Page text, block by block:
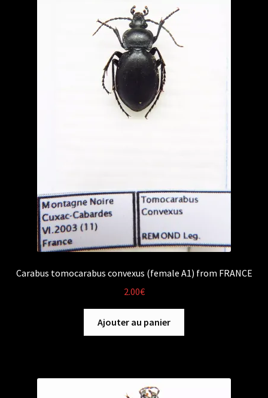
Carabus tomocarabus convexus (female A1) from FRANCE
2.00€
Ajouter au panier